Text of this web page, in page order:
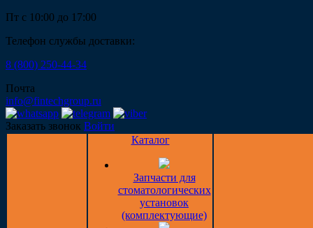
Пт с 10:00 до 17:00
Телефон службы доставки:
8 (800) 250-44-34
Почта
info@fintechgroup.ru
Заказать звонок Войти
Каталог
Запчасти для
стоматологических
установок
(комплектующие)